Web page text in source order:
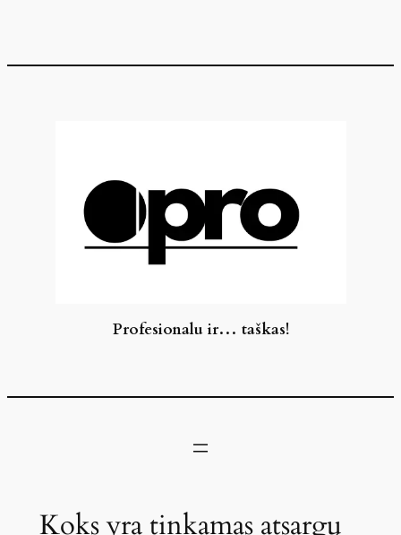
turinio
Profesionalu ir… taškas!
Koks yra tinkamas atsargų